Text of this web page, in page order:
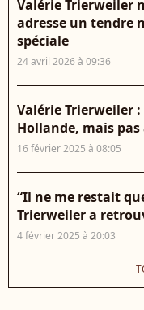
Valérie Trierweiler
adresse un tendre
spéciale
24 avril 2026 à 09:36
Valérie Trierweiler
Hollande, mais
16 février 2025 à 08:05
“Il ne me restait
Trierweiler a
4 février 2025 à 20:03